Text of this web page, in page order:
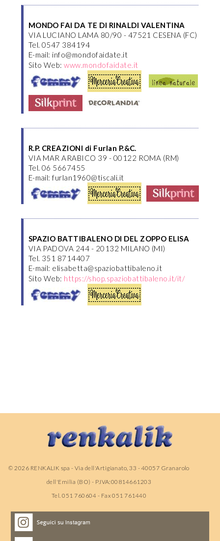
MONDO FAI DA TE DI RINALDI VALENTINA
VIA LUCIANO LAMA 80/90 - 47521 CESENA (FC)
Tel. 0547 384194
E-mail: info@mondofaidate.it
Sito Web:www.mondofaidate.it
R.P. CREAZIONI di Furlan P.&C.
VIA MAR ARABICO 39 - 00122 ROMA (RM)
Tel. 06 5667455
E-mail: furlan1960@tiscali.it
SPAZIO BATTIBALENO DI DEL ZOPPO ELISA
VIA PADOVA 244 - 20132 MILANO (MI)
Tel. 351 8714407
E-mail: elisabetta@spaziobattibaleno.it
Sito Web: https://shop.spaziobattibaleno.it/it/
© 2026 RENKALIK spa - Via dell'Artigianato, 33 - 40057 Granarolo
dell'Emilia (BO) - P.IVA:00814661203
Tel. 051 760604 - Fax 051 761440